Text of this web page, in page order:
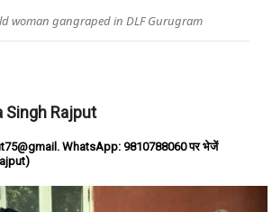
woman gangraped in DLF Gurugram
Singh Rajput
WhatsApp: 9810788060 पर भेजें